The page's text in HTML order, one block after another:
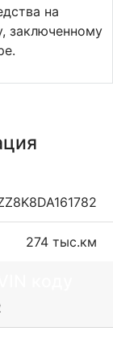
на
заключенному
274 тыс.км